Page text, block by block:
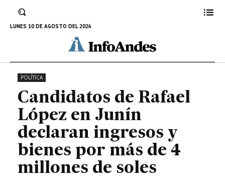
LUNES 10 DE AGOSTO DEL 2026
Elecciones y sumó un total de 4 millones 054
mil 961.02 soles en bienes e ingresos.
22 DE ENERO DE 2026
POLÍTICA
Candidatos de Rafael
López en Junín
declaran ingresos y
bienes por más de 4
millones de soles